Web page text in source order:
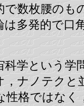
で数枚腰のも
は多発的で口
学という学
，ナノテクと
性格ではなく